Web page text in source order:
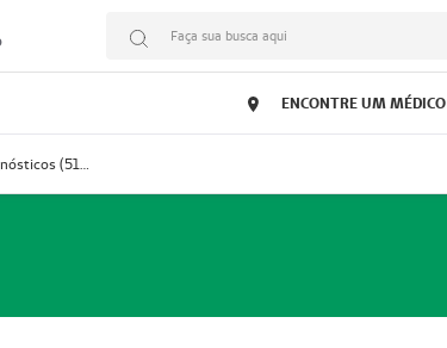
Faça sua busca aqui
ENCONTRE UM MÉDICO
Prestador Medlife Consultas e Diagnósticos (51004334-2)